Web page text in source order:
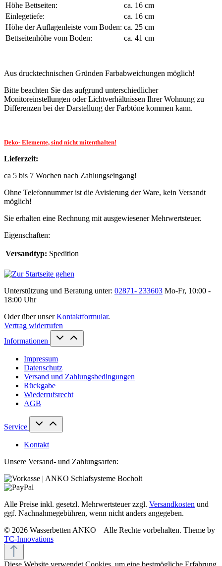
Höhe Bettseiten:
ca. 16 cm
Einlegetiefe:
ca. 16 cm
Höhe der Auflagenleiste vom Boden: ca. 25 cm
Bettseitenhöhe vom Boden:
ca. 41 cm
Aus drucktechnischen Gründen Farbabweichungen möglich!
Bitte beachten Sie das aufgrund unterschiedlicher
Monitoreinstellungen oder Lichtverhältnissen Ihrer Wohnung zu
Differenzen bei der Darstellung der Farbtöne kommen kann.
Deko- Elemente, sind nicht mitenthalten!
Lieferzeit:
ca 5 bis 7 Wochen nach Zahlungseingang!
Ohne Telefonnummer ist die Avisierung der Ware, kein Versandt
möglich!
Sie erhalten eine Rechnung mit ausgewiesener Mehrwertsteuer.
Eigenschaften:
Versandtyp: Spedition
Unterstützung und Beratung unter: 02871- 233603 Mo-Fr, 10:00 -
18:00 Uhr
Oder über unserKontaktformular.
Vertrag widerrufen
Informationen
Impressum
Datenschutz
Versand und Zahlungsbedingungen
Rückgabe
Wiederrufsrecht
AGB
Service
Kontakt
Unsere Versand- und Zahlungsarten:
Alle Preise inkl. gesetzl. Mehrwertsteuer zzgl. Versandkosten und
ggf. Nachnahmegebühren, wenn nicht anders angegeben.
© 2026 Wasserbetten ANKO – Alle Rechte vorbehalten. Theme by
TC-Innovations
Diese Website verwendet Cookies, um eine bestmögliche Erfahrung